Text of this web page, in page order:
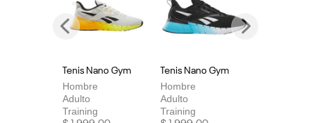
Tenis Nano Gym
Hombre
Adulto
Training
Tenis Nano Gym
Hombre
Adulto
Training
Previous